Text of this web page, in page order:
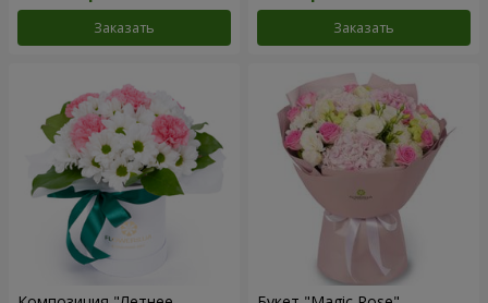
Заказать Заказать